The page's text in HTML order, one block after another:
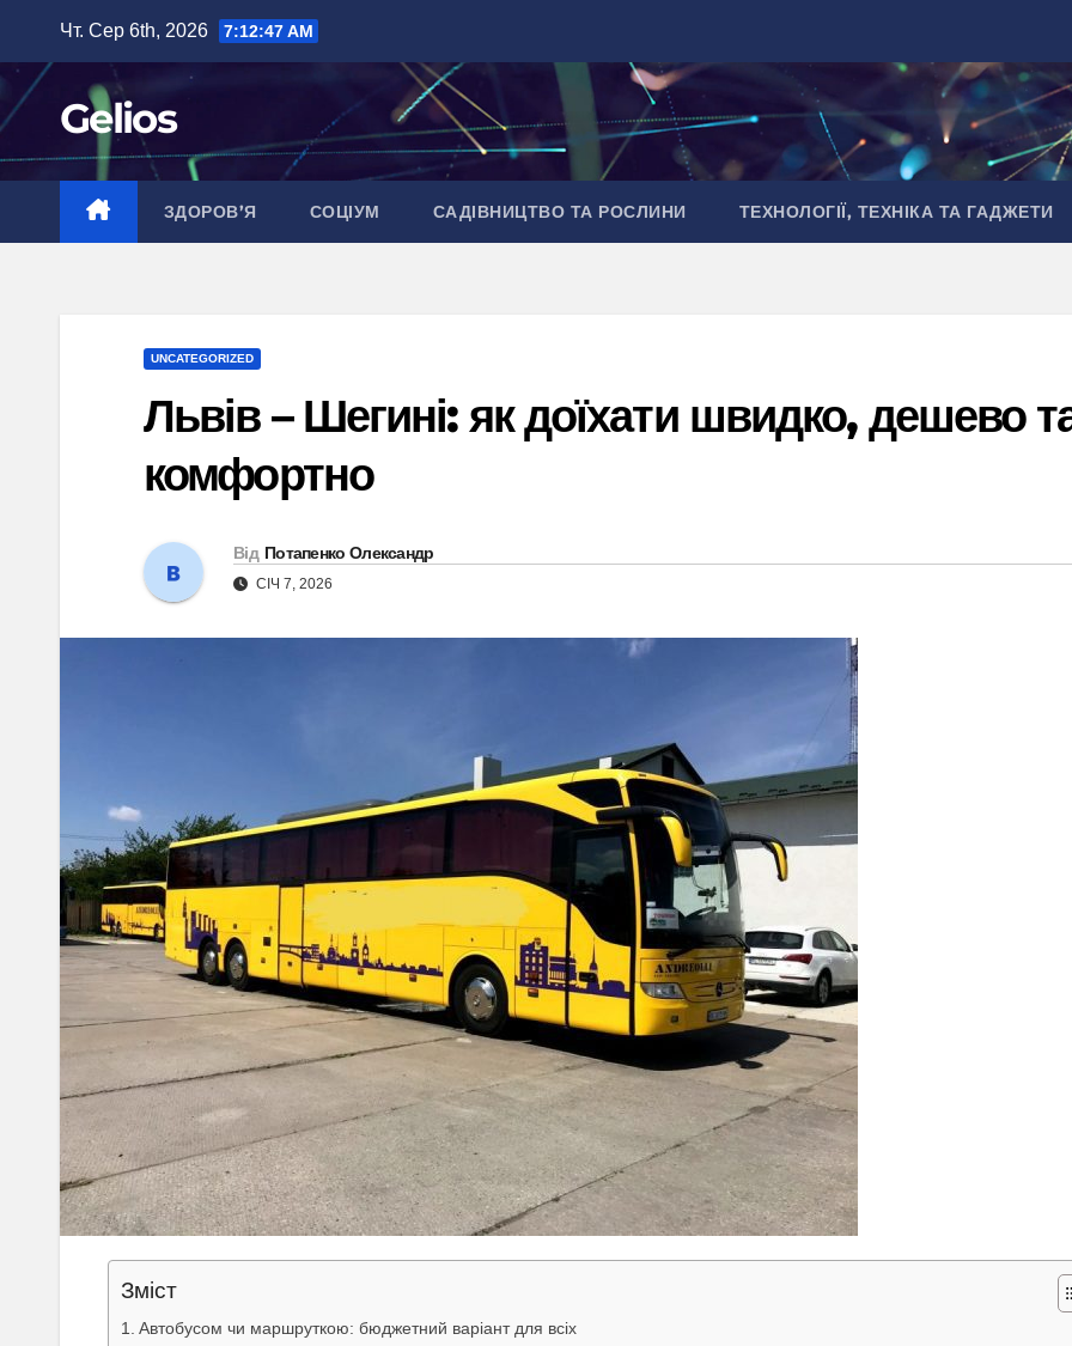
вмісту
Чт. Сер 6th, 2026 7:12:48 AM
Gelios
ЗДОРОВ’Я СОЦІУМ САДІВНИЦТВО ТА РОСЛИНИ ТЕХНОЛОГІЇ, ТЕХНІКА ТА ГАДЖЕТИ
UNCATEGORIZED
Львів – Шегині: як доїхати швидко, дешево
комфортно
Від Потапенко Олександр
СІЧ 7, 2026
Зміст
Автобусом чи маршруткою: бюджетний варіант для всіх